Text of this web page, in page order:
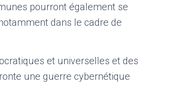
pourront également se
dans le cadre de
et universelles et des
une guerre cybernétique